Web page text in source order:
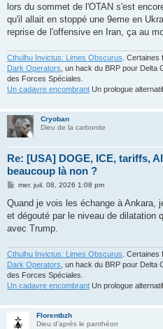
a
g
lors du sommet de l'OTAN s'est
qu'il allait en stoppé une 9eme en
reprise de l'offensive en Iran, ça au
Cthulhu Invictus: Limes Obscurus .
Dark Operators , un hack du BRP pour
des Forces Spéciales.
Un cadavre encombrant Un prologue
Cryoban
Dieu de la carbonite
Re: [USA] DOGE, ICE, tariffs,
beaucoup là non ?
M
s
a
g
mer. juil. 08, 2026 1:08 pm
Quand je vois les échange à Ankara,
et dégouté par le niveau de dilatation
avec Trump.
Cthulhu Invictus: Limes Obscurus. Certaines
Dark Operators, un hack du BRP pour Delta
des Forces Spéciales.
Un cadavre encombrant Un prologue
Florentbzh
Dieu d'après le panthéon